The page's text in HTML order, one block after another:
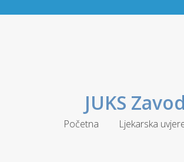
JUKS
Početna Ljekarska